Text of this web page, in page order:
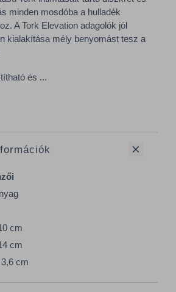
minden mosdóba a hulladék
A Tork Elevation adagolók jól
kialakítása mély benyomást tesz a
és ...
cm
cm
cm